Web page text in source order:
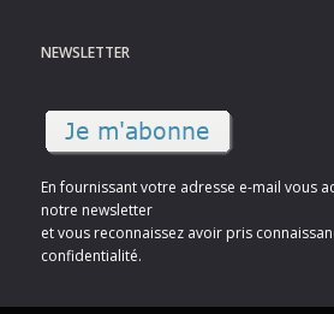
NEWSLETTER
En fournissant votre adresse e-mail vous
notre newsletter
et vous reconnaissez avoir pris
confidentialité.